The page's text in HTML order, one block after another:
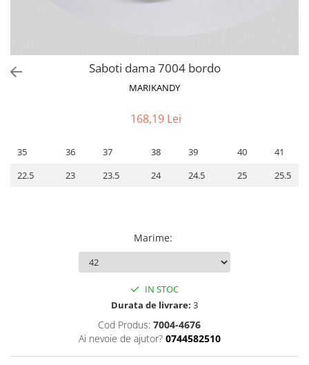
Saboti dama 7004 bordo
MARIKANDY
168,19 Lei
35 36 37 38 39 40
41
22.5
23 23.5 24 24.5 25 25.5
Marime:
IN STOC
Durata de livrare: 3
Cod Produs: 7004-4676
Ai nevoie de ajutor? 0744582510